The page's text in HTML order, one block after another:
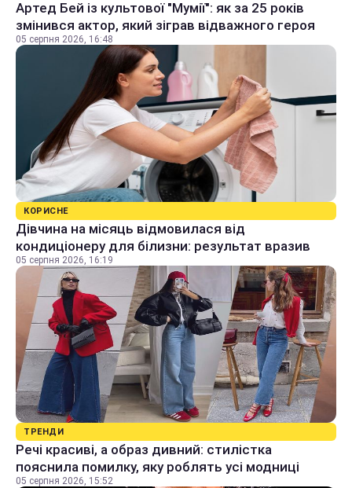
Артед Бей із культової "Мумії": як за 25 років
змінився актор, який зіграв відважного героя
05 серпня 2026, 16:48
КОРИСНЕ
Дівчина на місяць відмовилася від
кондиціонеру для білизни: результат вразив
05 серпня 2026, 16:19
ТРЕНДИ
Речі красиві, а образ дивний: стилістка
пояснила помилку, яку роблять усі модниці
05 серпня 2026, 15:52